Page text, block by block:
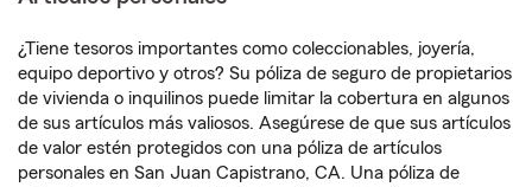
¿Tiene tesoros importantes como coleccionables, joyería,
equipo deportivo y otros? Su póliza de seguro de propietarios
de vivienda o inquilinos puede limitar la cobertura en algunos
de sus artículos más valiosos. Asegúrese de que sus artículos
de valor estén protegidos con una póliza de artículos
personales en San Juan Capistrano, CA. Una póliza de